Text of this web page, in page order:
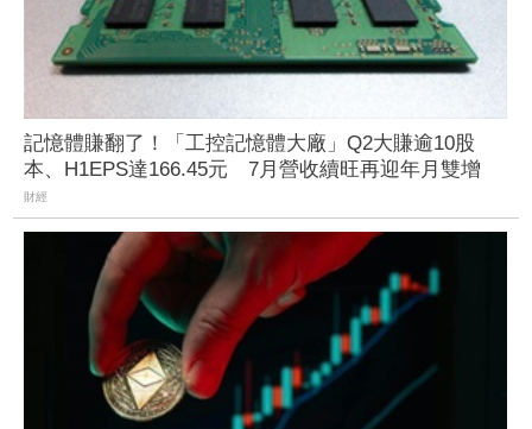
記憶體賺翻了！「工控記憶體大廠」Q2大賺逾10股
本、H1EPS達166.45元 7月營收續旺再迎年月雙增
財經